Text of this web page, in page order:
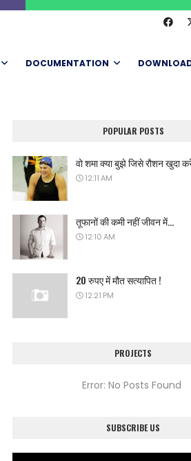
DOCUMENTATION
POPULAR POSTS
वो शमा क्या बुझे जिसे रौशन खुदा
12:11 AM
तूफानों की कमी नहीं जीवन में...
12:10 AM
20 रुपए में मौत सत्यापित !
12:21 PM
PROJECTS
Error: No Posts Found
SUBSCRIBE US